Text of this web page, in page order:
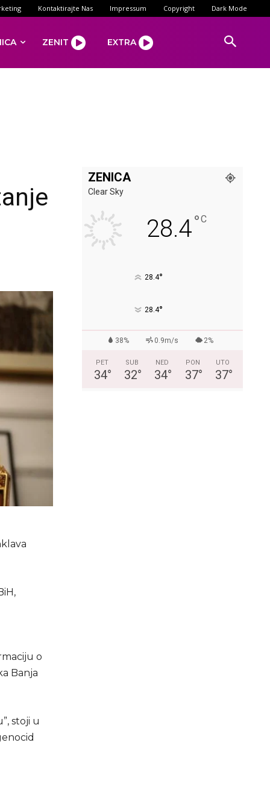
Kontaktirajte Nas Impressum Copyright Dark Mode
ZENIT EXTRA
o
Banja
stoji u
ZENICA
Clear Sky
28.4°C
28.4°
28.4°
38% 0.9m/s 2%
PET
34°
SUB
32°
NED
34°
PON
37°
UTO
37°